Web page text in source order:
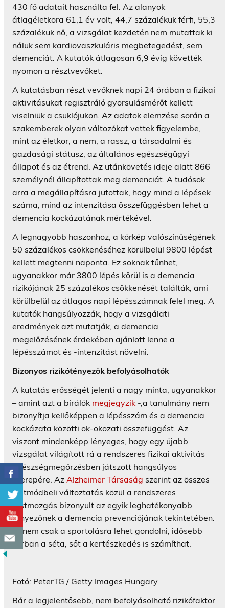
430 fő adatait használta fel. Az alanyok
átlagéletkora 61,1 év volt, 44,7 százalékuk férfi, 55,3
százalékuk nő, a vizsgálat kezdetén nem mutattak ki
náluk sem kardiovaszkuláris megbetegedést, sem
demenciát. A kutatók átlagosan 6,9 évig követték
nyomon a résztvevőket.
A kutatásban részt vevőknek napi 24 órában a fizikai
aktivitásukat regisztráló gyorsulásmérőt kellett
viselniük a csuklójukon. Az adatok elemzése során a
szakemberek olyan változókat vettek figyelembe,
mint az életkor, a nem, a rassz, a társadalmi és
gazdasági státusz, az általános egészségügyi
állapot és az étrend. Az utánkövetés ideje alatt 866
személynél állapítottak meg demenciát. A tudósok
arra a megállapításra jutottak, hogy mind a lépések
száma, mind az intenzitása összefüggésben lehet a
demencia kockázatának mértékével.
A legnagyobb haszonhoz, a kórkép valószínűségének
50 százalékos csökkenéséhez körülbelül 9800 lépést
kellett megtenni naponta. Ez soknak tűnhet,
ugyanakkor már 3800 lépés körül is a demencia
rizikójának 25 százalékos csökkenését találták, ami
körülbelül az átlagos napi lépésszámnak felel meg. A
kutatók hangsúlyozzák, hogy a vizsgálati
eredmények azt mutatják, a demencia
megelőzésének érdekében ajánlott lenne a
lépésszámot és -intenzitást növelni.
Bizonyos rizikótényezők befolyásolhatók
A kutatás erősségét jelenti a nagy minta, ugyanakkor
– amint azt a bírálók megjegyzik -,a tanulmány nem
bizonyítja kellőképpen a lépésszám és a demencia
kockázata közötti ok-okozati összefüggést. Az
viszont mindenképp lényeges, hogy egy újabb
vizsgálat világított rá a rendszeres fizikai aktivitás
egészségmegőrzésben játszott hangsúlyos
szerepére. Az Alzheimer Társaság szerint az összes
életmódbeli változtatás közül a rendszeres
testmozgás bizonyult az egyik leghatékonyabb
tényezőnek a demencia prevenciójának tekintetében.
Itt nem csak a sportolásra lehet gondolni, idősebb
korban a séta, sőt a kertészkedés is számíthat.
Fotó: PeterTG / Getty Images Hungary
Bár a legjelentősebb, nem befolyásolható rizikófaktor